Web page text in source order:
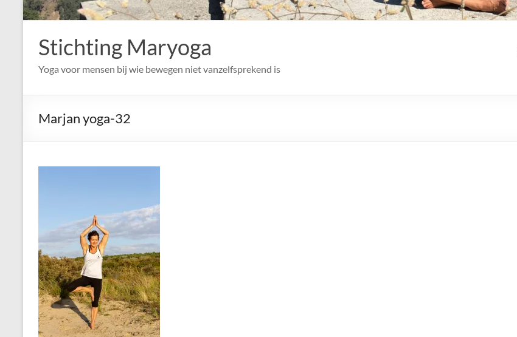
Stichting Maryoga
Yoga voor mensen bij wie bewegen niet vanzelfsprekend is
Marjan yoga-32